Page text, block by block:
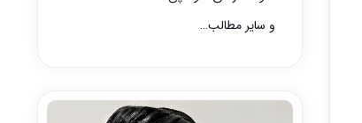
و سایر مطالب…